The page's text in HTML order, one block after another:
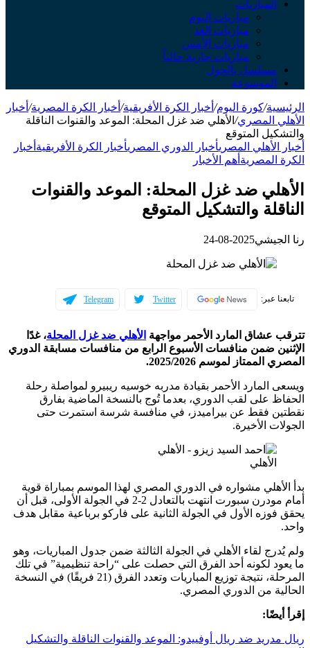
مباريات اليوم
مباريات الغد
مباريات الأمس
مباريات جارية حالياً
بالجول
/كورة اليوم/ أخبار الكرة الأفريقية/أخبار الكرة المصرية /أخبار
المصري /الأهلي ضد غزل المحلة: الموعد والقنوات الناقلة
المتوقع
المصري أخبار الدوري المصري أخبار الكرة الأفريقيةأخبار
أهم الأخبار
ضد غزل المحلة: الموعد والقنوات
والتشكيل المتوقع
2025-08-24
Twitter
Telegram
المارد الأحمر مواجهة الأهلي ضد غزل المحلة ، غدًا
ضمن منافسات الأسبوع الرابع من منافسات مسابقة الدوري
لموسم 2025/2026.
الأحمر بقيادة مدربه خوسيه ريبيرو لمواصلة رحلة
على لقب الدوري، بعدما تُوج بالنسخة الماضية بفارق
فقط عن بيراميدز، في منافسة شرسة استمرت حتى
الأخيرة.
مشواره في الدوري المصري لهذا الموسم بمباراة قوية
أمام مودرن سبورت انتهت بالتعادل 2-2 في الجولة الأولى، قبل أن
الأول في الجولة الثانية على فاركو برباعية مقابل هدف
لقاء الأهلي في الجولة الثالثة ضمن جدول المباريات، وهو
لكونه أحد الفرق التي حصلت على “راحة تنظيمية” في تلك
المرحلة، نتيجة توزيع المباريات وتعدد الفرق (21 فريقًا) في النسخة
من الدوري المصري.
ضد ريال أوفييدو: الموعد والقنوات الناقلة والتشكيل